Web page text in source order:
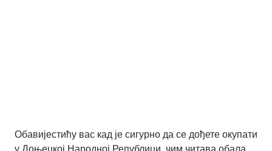
Обавијестићу вас кад је сигурно да се дођете окупати